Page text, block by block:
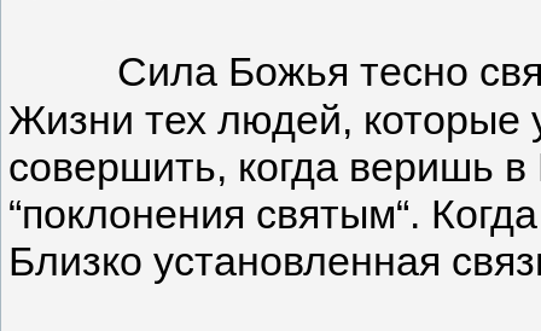
Сила Божья тесно
Жизни тех людей, которые
совершить, когда веришь в
“поклонения святым“.
Близко установленная